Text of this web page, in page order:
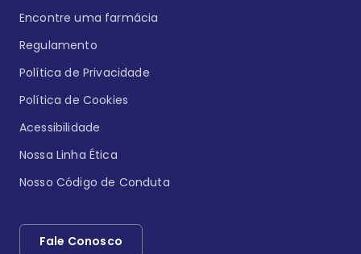
Encontre uma farmácia
Regulamento
Política de Privacidade
Política de Cookies
Acessibilidade
Nossa Linha Ética
Nosso Código de Conduta
Fale Conosco